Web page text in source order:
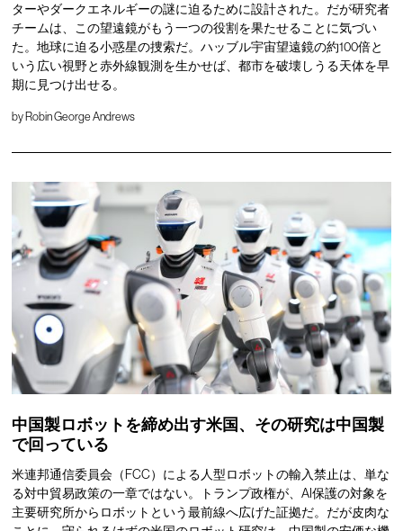
ターやダークエネルギーの謎に迫るために設計された。だが研究者
チームは、この望遠鏡がもう一つの役割を果たせることに気づい
た。地球に迫る小惑星の捜索だ。ハッブル宇宙望遠鏡の約100倍と
いう広い視野と赤外線観測を生かせば、都市を破壊しうる天体を早
期に見つけ出せる。
byRobin George Andrews
中国製ロボットを締め出す米国、その研究は中国製
で回っている
米連邦通信委員会（FCC）による人型ロボットの輸入禁止は、単な
る対中貿易政策の一章ではない。トランプ政権が、AI保護の対象を
主要研究所からロボットという最前線へ広げた証拠だ。だが皮肉な